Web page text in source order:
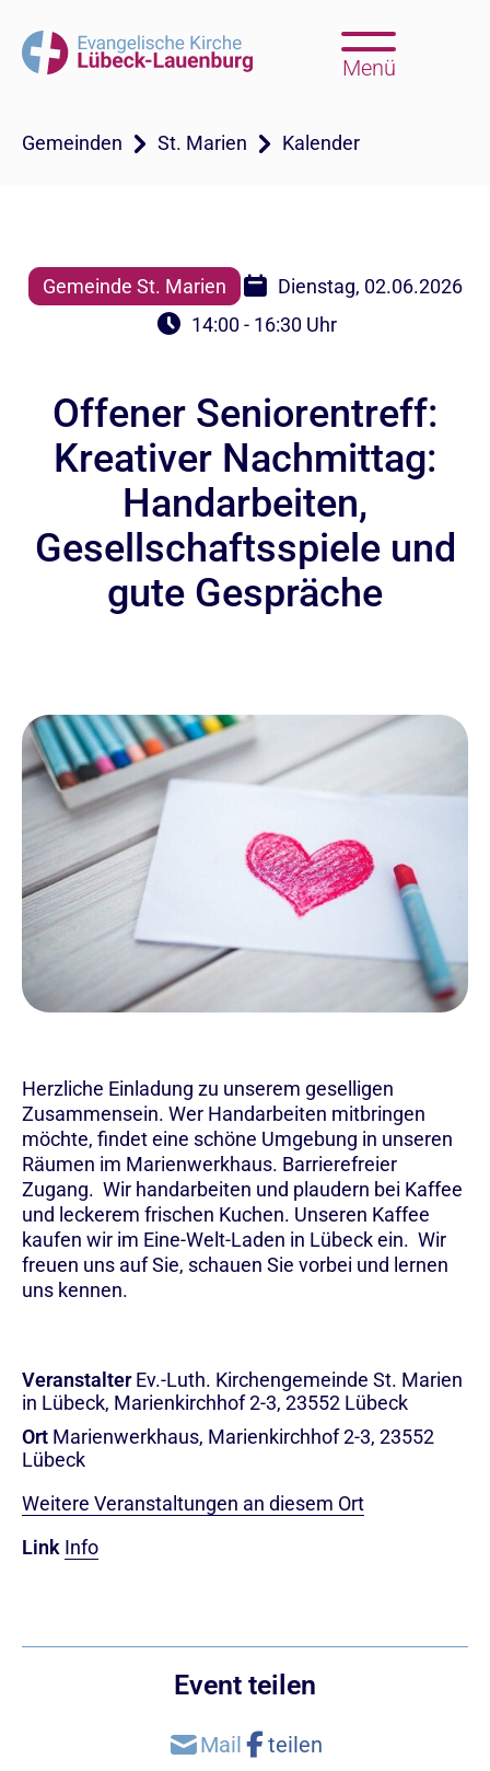
Menü
Gemeinden St. Marien Kalender
Gemeinde St. Marien
Dienstag, 02.06.2026
14:00 - 16:30 Uhr
Offener Seniorentreff:
Kreativer Nachmittag:
Handarbeiten,
Gesellschaftsspiele und
gute Gespräche
Herzliche Einladung zu unserem geselligen
Zusammensein. Wer Handarbeiten mitbringen
möchte, findet eine schöne Umgebung in unseren
Räumen im Marienwerkhaus. Barrierefreier
Zugang. Wir handarbeiten und plaudern bei Kaffee
und leckerem frischen Kuchen. Unseren Kaffee
kaufen wir im Eine-Welt-Laden in Lübeck ein. Wir
freuen uns auf Sie, schauen Sie vorbei und lernen
uns kennen.
Veranstalter Ev.-Luth. Kirchengemeinde St. Marien
in Lübeck, Marienkirchhof 2-3, 23552 Lübeck
Ort Marienwerkhaus, Marienkirchhof 2-3, 23552
Lübeck
Weitere Veranstaltungen an diesem Ort
Link Info
Event teilen